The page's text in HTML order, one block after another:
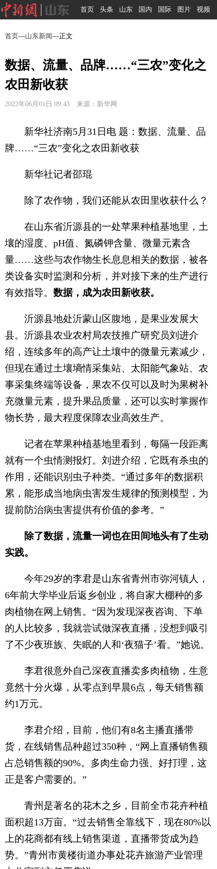
首页 头条 山东 国内 国际 图片 视频
首页—山东新闻—正文
数据、流量、品牌……“三农”变化之
农田新收获
2022年06月01日 09:43 来源：新华网
新华社济南5月31日电 题：数据、流量、品
牌……“三农”变化之农田新收获
新华社记者邵琨
除了农作物，我们还能从农田里收获什么？
在山东省沂源县的一处苹果种植基地里，土
壤的湿度、pH值、氮磷钾含量、微量元素含
量……这些与农作物生长息息相关的数据，被各
类设备实时监测和分析，并对接下来的生产进行
有效指导。 数据，成为农田新收获。
沂源县地处沂蒙山区腹地，是果业发展大
县。沂源县农业农村局农技推广研究员刘进介
绍，连续多年的高产让土壤中的微量元素减少，
但现在通过土壤墒情采集站、太阳能气象站、农
事采集终端等设备，果农不仅可以及时为果树补
充微量元素，提升果品质量，还可以实时掌握作
物长势，最大程度保障农业高效生产。
记者在苹果种植基地里看到，每隔一段距离
就有一个虫情测报灯。刘进介绍，它既有杀虫的
作用，还能识别虫子种类。“通过多年的数据积
累，能形成当地病虫害发生规律的预测模型，为
提前防治病虫害提供有价值的参考。”
除了数据，流量一词也在田间地头有了生动
实践。
今年29岁的李君是山东省青州市弥河镇人，
6年前大学毕业后返乡创业，将自家大棚种的多
肉植物在网上销售。“因为发现深夜咨询、下单
的人比较多，我就尝试做深夜直播，没想到吸引
了不少夜班族、失眠的人和‘夜猫子’看。”她说。
李君很意外自己深夜直播卖多肉植物，生意
竟然十分火爆，从零点到早晨6点，每天销售额
约1万元。
李君介绍，目前，他们有8名主播直播带
货，在线销售品种超过350种，“网上直播销售额
占总销售额的90%。多肉生命力强、好打理，这
正是客户需要的。”
青州是著名的花木之乡，目前全市花卉种植
面积超13万亩。“过去销售全靠线下，现在80%以
上的花商都有线上销售渠道，直播带货成为趋
势。”青州市黄楼街道办事处花卉旅游产业管理